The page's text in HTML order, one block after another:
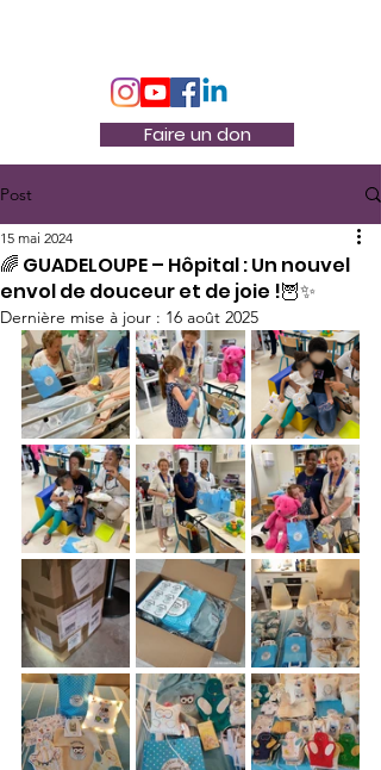
Faire un don
Post
🌈 GUADELOUPE – Hôpital : Un nouvel
envol de douceur et de joie !🦉✨
15 mai 2024
Dernière mise à jour : 16 août 2025